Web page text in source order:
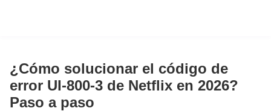
¿Cómo solucionar el código de
error UI-800-3 de Netflix en 2026?
Paso a paso